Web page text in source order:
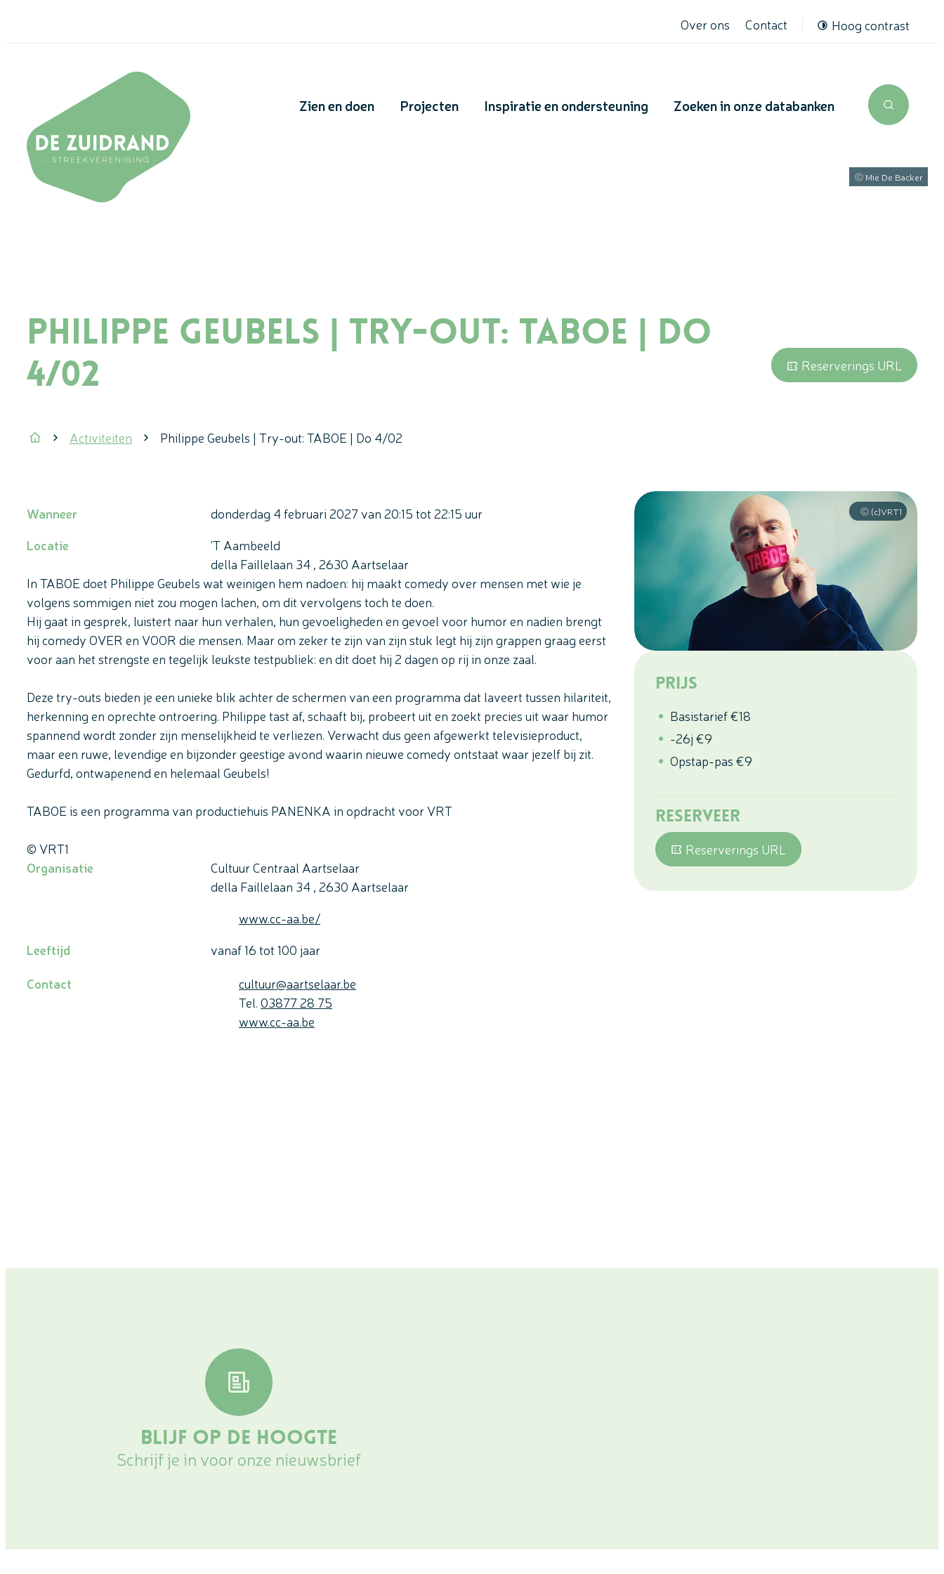
Over ons Contact Hoog contrast
Zien en doen Projecten Inspiratie en ondersteuning Zoeken in onze databanken Zoek
Mie De Backer
Philippe Geubels | Try-out: TABOE | Do
4/02
Reserverings URL
StartpaginaActiviteiten Philippe Geubels | Try-out: TABOE | Do 4/02
Wanneer donderdag 4 februari 2027van 20:15 tot22:15 uur
Locatie
'T Aambeeld
della Faillelaan 34 , 2630 Aartselaar
In TABOE doet Philippe Geubels wat weinigen hem nadoen: hij maakt comedy over mensen met wie je
volgens sommigen niet zou mogen lachen, om dit vervolgens toch te doen.
Hij gaat in gesprek, luistert naar hun verhalen, hun gevoeligheden en gevoel voor humor en nadien brengt
hij comedy OVER en VOOR die mensen. Maar om zeker te zijn van zijn stuk legt hij zijn grappen graag eerst
voor aan het strengste en tegelijk leukste testpubliek: en dit doet hij 2 dagen op rij in onze zaal.
Deze try-outs bieden je een unieke blik achter de schermen van een programma dat laveert tussen hilariteit,
herkenning en oprechte ontroering. Philippe tast af, schaaft bij, probeert uit en zoekt precies uit waar humor
spannend wordt zonder zijn menselijkheid te verliezen. Verwacht dus geen afgewerkt televisieproduct,
maar een ruwe, levendige en bijzonder geestige avond waarin nieuwe comedy ontstaat waar jezelf bij zit.
Gedurfd, ontwapenend en helemaal Geubels!
TABOE is een programma van productiehuis PANENKA in opdracht voor VRT
© VRT1
Organisatie
Cultuur Centraal Aartselaar
della Faillelaan 34 , 2630 Aartselaar
Websitewww.cc-aa.be/
Leeftijd
vanaf16 tot100 jaar
Contact
E-mailcultuur@aartselaar.be
03877 28 75
Websitewww.cc-aa.be
(c)VRT1
Prijs
Basistarief€18
-26j €9
Opstap-pas €9
Reserveer
Reserverings URL
Blijf op de hoogte
Schrijf je in voor onze nieuwsbrief